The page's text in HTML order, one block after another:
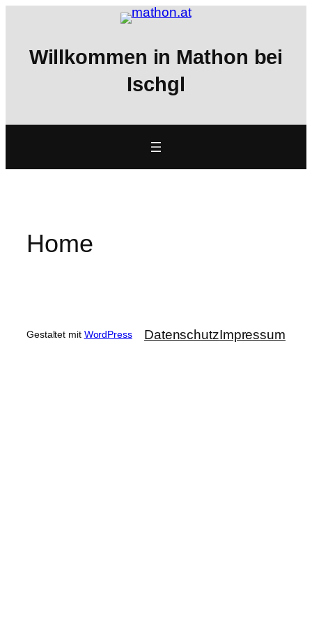
springen
Willkommen in Mathon bei
Ischgl
Home
Gestaltet mit WordPress DatenschutzImpressum